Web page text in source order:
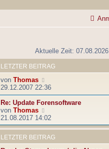
Aktuelle Zeit:
LETZTER BEITRAG
von Thomas
e
u
e
t
e
r
B
29.12.2007 22:36
Re: Update Forensoftware
von Thomas
e
u
e
s
21.08.2017 14:02
LETZTER BEITRAG